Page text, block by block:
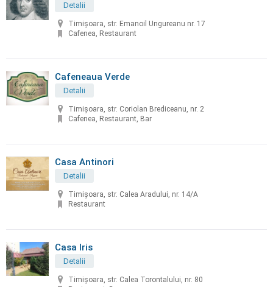
Detalii
Timișoara, str. Emanoil Ungureanu nr. 17
Cafenea, Restaurant
Cafeneaua Verde
Detalii
Timișoara, str. Coriolan Brediceanu, nr. 2
Cafenea, Restaurant, Bar
Casa Antinori
Detalii
Timișoara, str. Calea Aradului, nr. 14/A
Restaurant
Casa Iris
Detalii
Timișoara, str. Calea Torontalului, nr. 80